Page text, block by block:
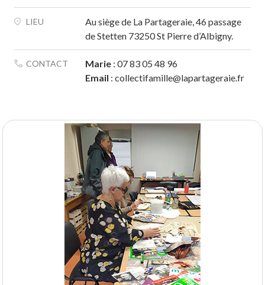
LIEU
Au siège de La Partageraie, 46 passage
de Stetten 73250 St Pierre d’Albigny.
CONTACT Marie : 07 83 05 48 96
Email : collectifamille@lapartageraie.fr